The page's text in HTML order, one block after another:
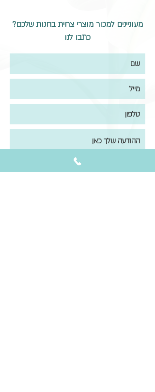
מעוניינים למכור מוצרי צחית בחנות שלכם?
כתבו לנו